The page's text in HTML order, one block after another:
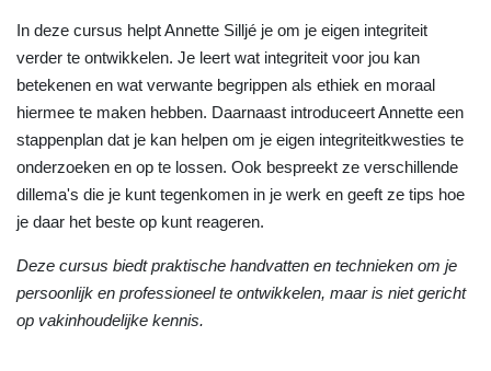
In deze cursus helpt Annette Silljé je om je eigen integriteit
verder te ontwikkelen. Je leert wat integriteit voor jou kan
betekenen en wat verwante begrippen als ethiek en moraal
hiermee te maken hebben. Daarnaast introduceert Annette een
stappenplan dat je kan helpen om je eigen integriteitkwesties te
onderzoeken en op te lossen. Ook bespreekt ze verschillende
dillema's die je kunt tegenkomen in je werk en geeft ze tips hoe
je daar het beste op kunt reageren.
Deze cursus biedt praktische handvatten en technieken om je
persoonlijk en professioneel te ontwikkelen, maar is niet gericht
op vakinhoudelijke kennis.